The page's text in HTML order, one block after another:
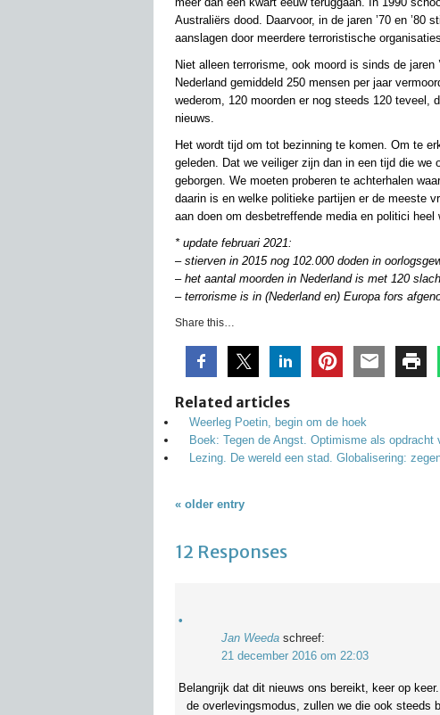
Australiërs dood. Daarvoor, in de jaren ’70 en ’80
aanslagen door meerdere terroristische organisaties.
Niet alleen terrorisme, ook moord is sinds de jaren
Nederland gemiddeld 250 mensen per jaar
wederom, 120 moorden er nog steeds 120 teveel,
nieuws.
Het wordt tijd om tot bezinning te komen. Om te
geleden. Dat we veiliger zijn dan in een tijd die
geborgen. We moeten proberen te achterhalen
daarin is en welke politieke partijen er de meeste
aan doen om desbetreffende media en politici heel
* update februari 2021:
– stierven in 2015 nog 102.000 doden in
– het aantal moorden in Nederland is met 120
– terrorisme is in (Nederland en) Europa fors
Share this…
Related articles
Weerleg Poetin, begin om de hoek
Boek: Tegen de Angst. Optimisme als opdracht
Lezing. De wereld een stad. Globalisering:
« older entry
12 Responses
Jan Weeda schreef:
21 december 2016 om 22:03
Belangrijk dat dit nieuws ons bereikt, keer op
de overlevingsmodus, zullen we die ook steeds